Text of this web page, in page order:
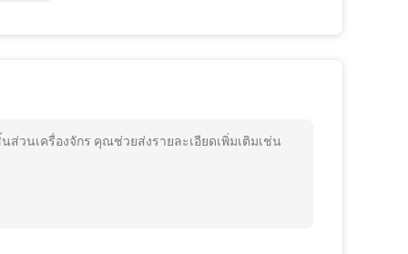
วนเครื่องจักร คุณช่วยส่งรายละเอียดเพิ่มเติมเช่น